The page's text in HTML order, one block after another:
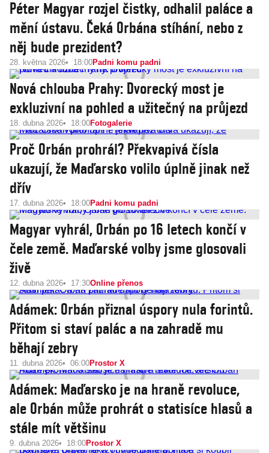
Péter Magyar rozjel čistky, odhalil paláce a
mění ústavu. Čeká Orbána stíhání, nebo z
něj bude prezident?
28. května 2026 18:00Padni komu padni
Nová chlouba Prahy: Dvorecký most je
exkluzivní na pohled a užitečný na průjezd
18. dubna 2026 18:00Fotogalerie
Proč Orbán prohrál? Překvapivá čísla
ukazují, že Maďarsko volilo úplně jinak než
dřív
17. dubna 2026 18:00Padni komu padni
Magyar vyhrál, Orbán po 16 letech končí v
čele země. Maďarské volby jsme glosovali
živě
12. dubna 2026 17:30Online přenos
Adámek: Orbán přiznal úspory nula forintů.
Přitom si staví palác a na zahradě mu
běhají zebry
11. dubna 2026 06:00Prostor X
Adámek: Maďarsko je na hraně revoluce,
ale Orbán může prohrát o statisíce hlasů a
stále mít většinu
9. dubna 2026 18:00Prostor X